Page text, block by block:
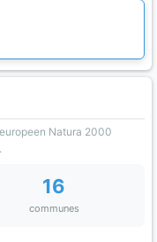
Natura 2000
16
communes